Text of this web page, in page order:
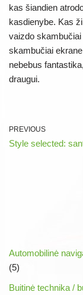
kas šiandien
kasdienybe. Kas
vaizdo
skambučiai
nebebus
draugui.
PREVIOUS
Style selected:
Automobilinė
(5)
Buitinė technika /